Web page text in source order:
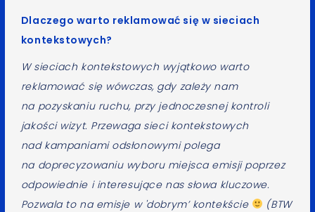
Dlaczego warto reklamować się w sieciach
kontekstowych?
W sieciach kontekstowych wyjątkowo warto
reklamować się wówczas, gdy zależy nam
na pozyskaniu ruchu, przy jednoczesnej kontroli
jakości wizyt. Przewaga sieci kontekstowych
nad kampaniami odsłonowymi polega
na doprecyzowaniu wyboru miejsca emisji poprzez
odpowiednie i interesujące nas słowa kluczowe.
Pozwala to na emisje w 'dobrym’ kontekście
(BTW